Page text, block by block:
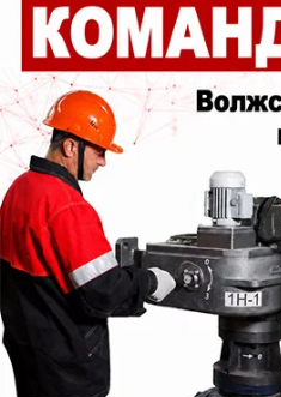
Обновят ли здание